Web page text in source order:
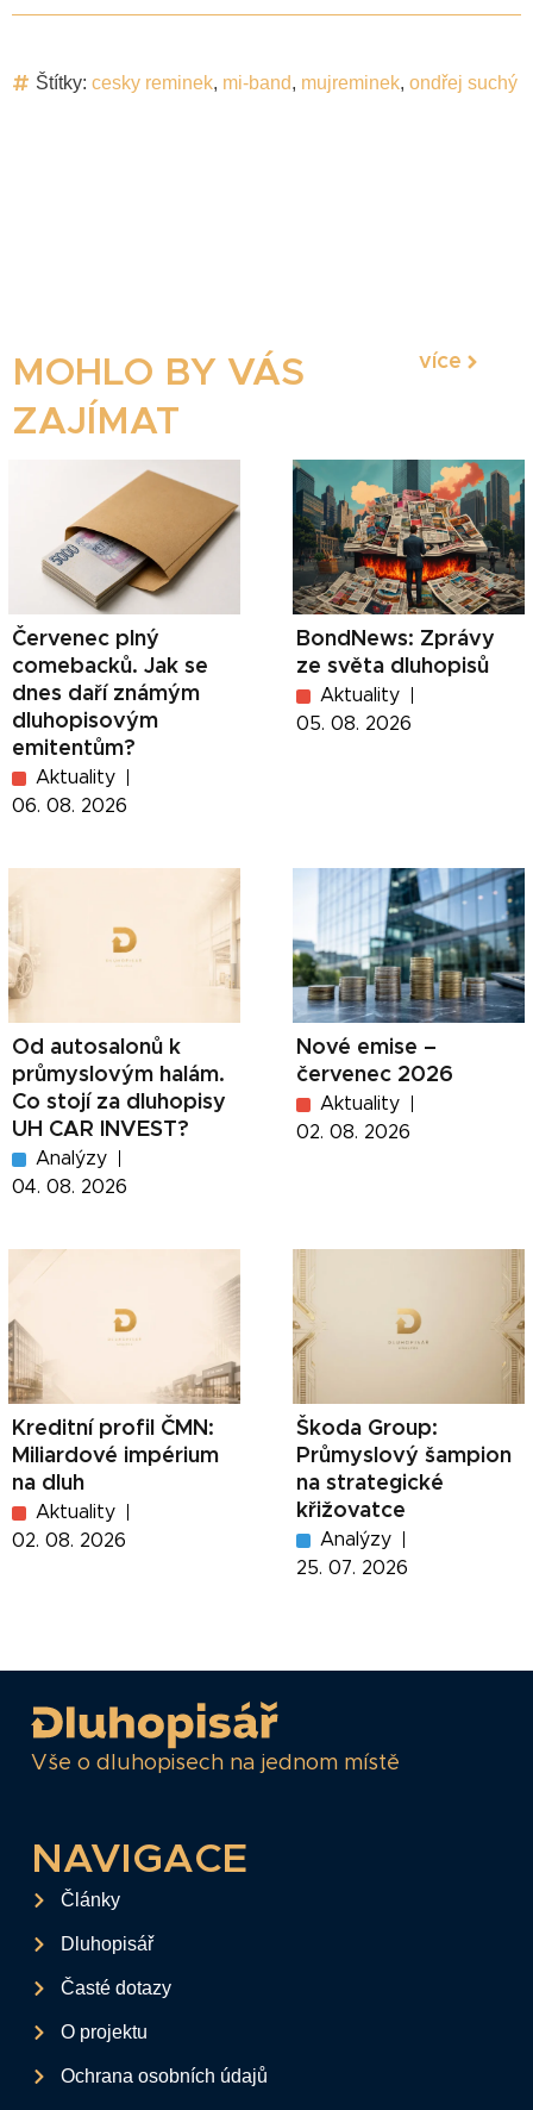
Štítky: cesky reminek, mi-band, mujreminek, ondřej suchý
MOHLO BY VÁS
ZAJÍMAT
více
Červenec plný
comebacků. Jak se
dnes daří známým
dluhopisovým
emitentům?
Aktuality
06. 08. 2026
BondNews: Zprávy
ze světa dluhopisů
Aktuality
05. 08. 2026
Od autosalonů k
průmyslovým halám.
Co stojí za dluhopisy
UH CAR INVEST?
Analýzy
04. 08. 2026
Nové emise –
červenec 2026
Aktuality
02. 08. 2026
Kreditní profil ČMN:
Miliardové impérium
na dluh
Aktuality
02. 08. 2026
Škoda Group:
Průmyslový šampion
na strategické
křižovatce
Analýzy
25. 07. 2026
Vše o dluhopisech na jednom místě
NAVIGACE
Články
Dluhopisář
Časté dotazy
O projektu
Ochrana osobních údajů